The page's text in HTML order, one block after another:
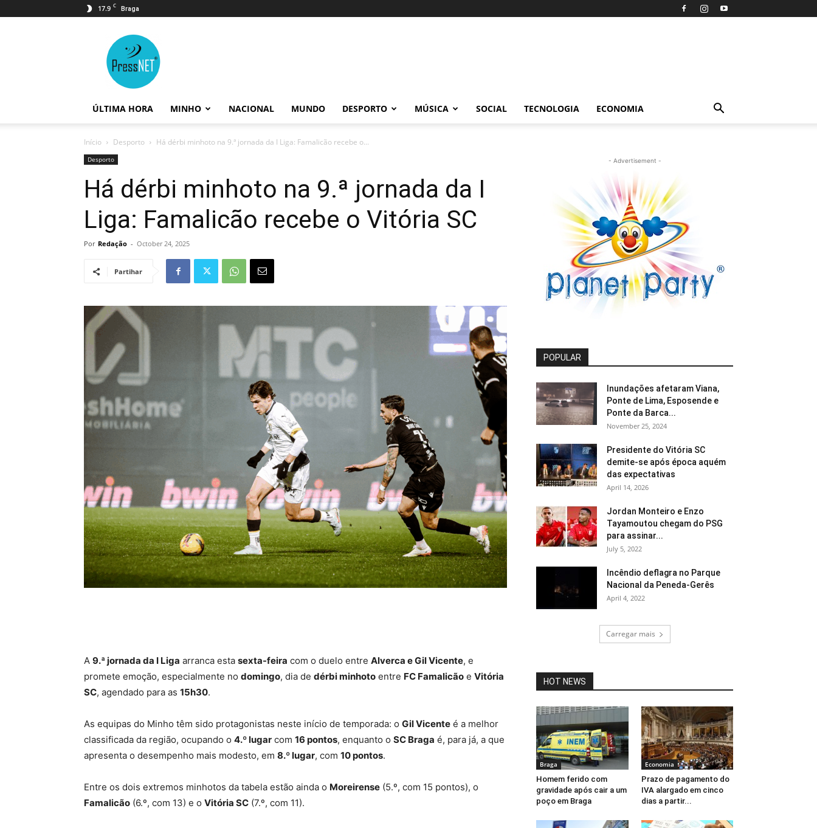
17.9 C Braga
ÚLTIMA HORA MINHO NACIONAL MUNDO DESPORTO MÚSICA SOCIAL TECNOLOGIA ECONOMIA
Início Desporto Há dérbi minhoto na 9.ª jornada da I Liga: Famalicão recebe o...
Desporto
Há dérbi minhoto na 9.ª jornada da I
Liga: Famalicão recebe o Vitória SC
Por Redação - October 24, 2025
Partihar
A 9.ª jornada da I Liga arranca esta sexta-feira com o duelo entre Alverca e Gil Vicente, e
promete emoção, especialmente no domingo, dia de dérbi minhoto entre FC Famalicão e Vitória
SC, agendado para as 15h30.
As equipas do Minho têm sido protagonistas neste início de temporada: o Gil Vicente é a melhor
classificada da região, ocupando o 4.º lugar com 16 pontos, enquanto o SC Braga é, para já, a que
apresenta o desempenho mais modesto, em 8.º lugar, com 10 pontos.
Entre os dois extremos minhotos da tabela estão ainda o Moreirense (5.º, com 15 pontos), o
Famalicão (6.º, com 13) e o Vitória SC (7.º, com 11).
- Advertisement -
POPULAR
Inundações afetaram Viana,
Ponte de Lima, Esposende e
Ponte da Barca...
November 25, 2024
Presidente do Vitória SC
demite-se após época aquém
das expectativas
April 14, 2026
Jordan Monteiro e Enzo
Tayamoutou chegam do PSG
para assinar...
July 5, 2022
Incêndio deflagra no Parque
Nacional da Peneda-Gerês
April 4, 2022
Carregar mais
HOT NEWS
Braga
Homem ferido com
gravidade após cair a um
poço em Braga
Economia
Prazo de pagamento do
IVA alargado em cinco
dias a partir...